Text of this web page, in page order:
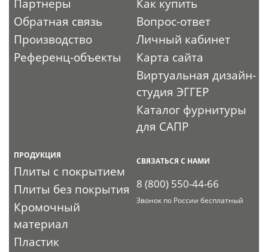
Партнеры
Обратная связь
Производство
Референц-объекты
Как купить
Вопрос-ответ
Личный кабинет
Карта сайта
Виртуальная дизайн-
студия ЭГГЕР
Каталог фурнитуры
для САПР
ПРОДУКЦИЯ
Плиты с покрытием
Плиты без покрытия
Кромочный
материал
Пластик
СВЯЗАТЬСЯ С НАМИ
8 (800) 550-44-66
Звонок по России бесплатный